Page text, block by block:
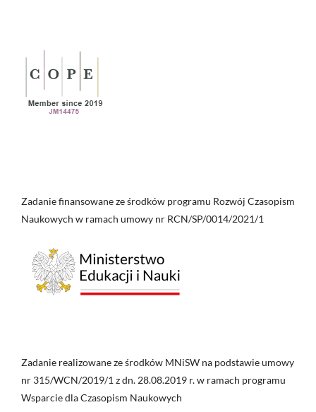
Zadanie finansowane ze środków programu Rozwój Czasopism
Naukowych w ramach umowy nr RCN/SP/0014/2021/1
Zadanie realizowane ze środków MNiSW na podstawie umowy
nr 315/WCN/2019/1 z dn. 28.08.2019 r. w ramach programu
Wsparcie dla Czasopism Naukowych